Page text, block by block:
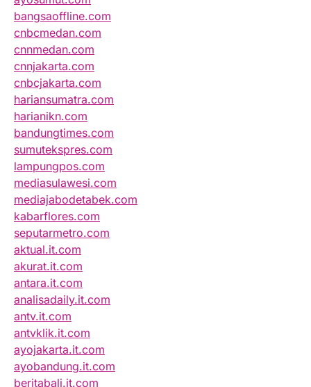
bangsaoffline.com
cnbcmedan.com
cnnmedan.com
cnnjakarta.com
cnbcjakarta.com
hariansumatra.com
harianikn.com
bandungtimes.com
sumutekspres.com
lampungpos.com
mediasulawesi.com
mediajabodetabek.com
kabarflores.com
seputarmetro.com
aktual.it.com
akurat.it.com
antara.it.com
analisadaily.it.com
antv.it.com
antvklik.it.com
ayojakarta.it.com
ayobandung.it.com
beritabali.it.com